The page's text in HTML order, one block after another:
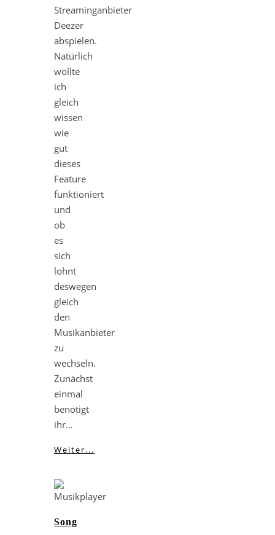
Streaminganbieter
Deezer
abspielen.
Natürlich
wollte
ich
gleich
wissen
wie
gut
dieses
Feature
funktioniert
und
ob
es
sich
lohnt
deswegen
gleich
den
Musikanbieter
zu
wechseln.
Zunächst
einmal
benötigt
ihr…
Weiter...
Song